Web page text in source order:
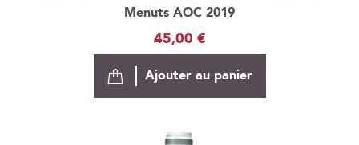
Menuts AOC 2019
45,00 €
Ajouter au panier